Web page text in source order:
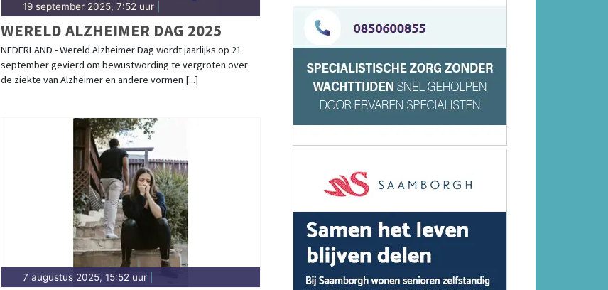
19 september 2025, 7:52 uur|
WERELD ALZHEIMER DAG 2025
NEDERLAND - Wereld Alzheimer Dag wordt jaarlijks op 21
september gevierd om bewustwording te vergroten over
de ziekte van Alzheimer en andere vormen [...]
7 augustus 2025, 15:52 uur|